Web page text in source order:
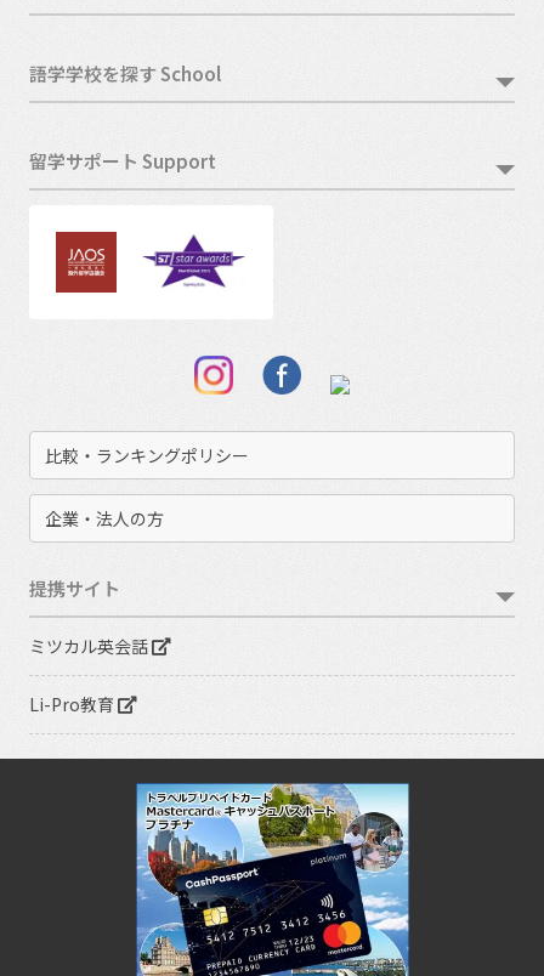
語学学校を探す School
留学サポート Support
比較・ランキングポリシー
企業・法人の方
提携サイト
ミツカル英会話
Li-Pro教育